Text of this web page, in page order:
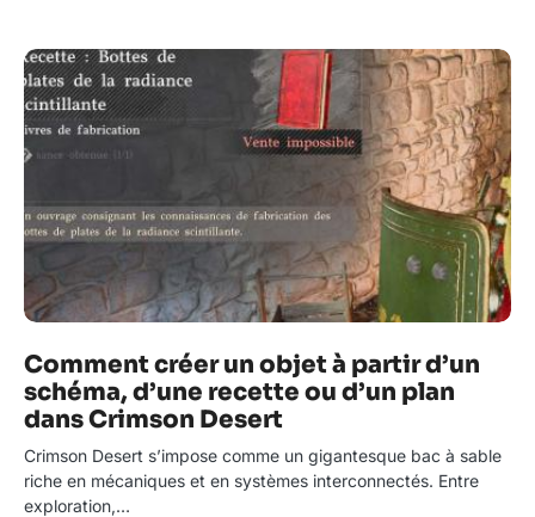
Comment créer un objet à partir d’un
schéma, d’une recette ou d’un plan
dans Crimson Desert
Crimson Desert s’impose comme un gigantesque bac à sable
riche en mécaniques et en systèmes interconnectés. Entre
exploration,…